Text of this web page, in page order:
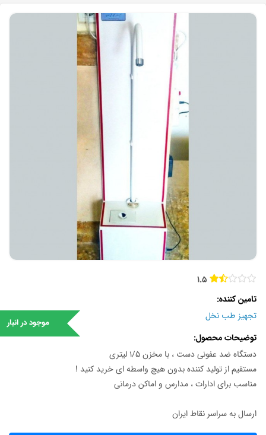
1.5
موجود در انبار
تامین کننده
تجهیز طب نخل
توضیحات محصول
دستگاه ضد عفونی دست ، با مخزن ۱/۵ لیتری
مستقیم از تولید کننده بدون هیچ واسطه ای خرید کنید !
مناسب برای ادارات ، مدارس و اماکن درمانی
ارسال به سراسر نقاط ایران